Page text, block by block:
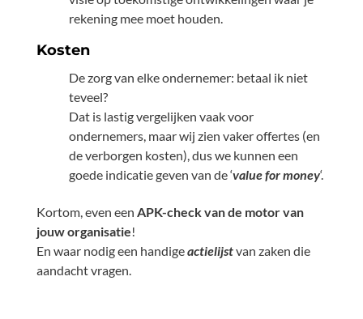
rekening mee moet houden.
Kosten
De zorg van elke ondernemer: betaal ik niet
teveel?
Dat is lastig vergelijken vaak voor
ondernemers, maar wij zien vaker offertes (en
de verborgen kosten), dus we kunnen een
goede indicatie geven van de ‘value for money‘.
Kortom, even een APK-check van de motor van
jouw organisatie!
En waar nodig een handigeactielijstvan zaken die
aandacht vragen.